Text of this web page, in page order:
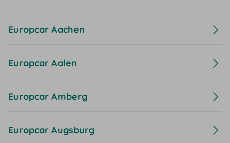
Europcar Aachen
Europcar Aalen
Europcar Amberg
Europcar Augsburg